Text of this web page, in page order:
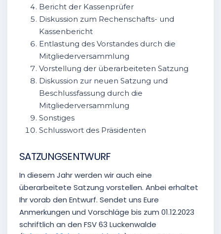
Bericht der Kassenprüfer
Diskussion zum Rechenschafts- und
Kassenbericht
Entlastung des Vorstandes durch die
Mitgliederversammlung
Vorstellung der überarbeiteten Satzung
Diskussion zur neuen Satzung und
Beschlussfassung durch die
Mitgliederversammlung
Sonstiges
Schlusswort des Präsidenten
SATZUNGSENTWURF
In diesem Jahr werden wir auch eine
überarbeitete Satzung vorstellen. Anbei erhaltet
Ihr vorab den Entwurf. Sendet uns Eure
Anmerkungen und Vorschläge bis zum 01.12.2023
schriftlich an den FSV 63 Luckenwalde